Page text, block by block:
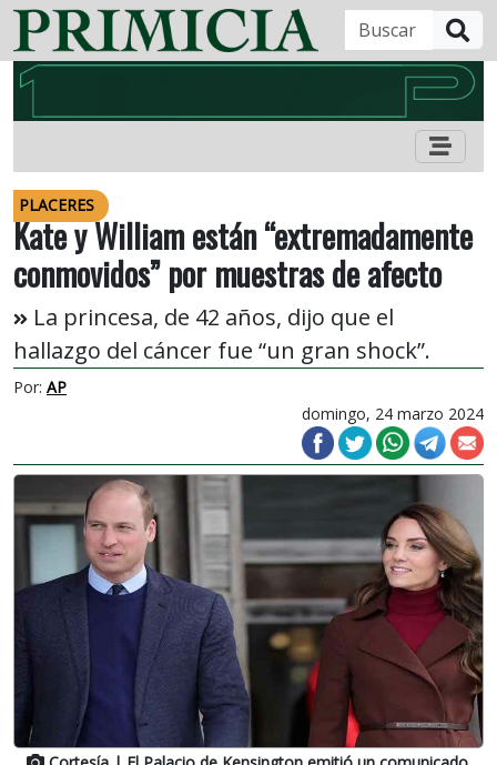
PLACERES
Kate y William están “extremadamente
conmovidos” por muestras de afecto
La princesa, de 42 años, dijo que el
hallazgo del cáncer fue “un gran shock”.
Por: AP
domingo, 24 marzo 2024